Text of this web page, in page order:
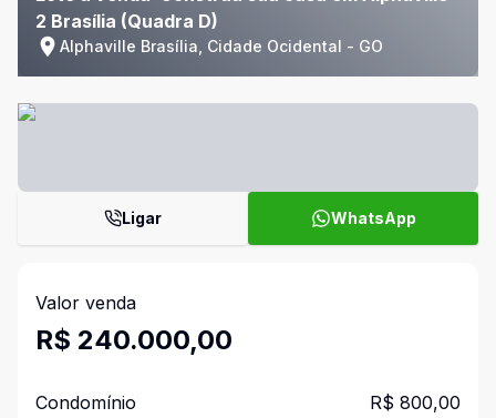
2 Brasília (Quadra D)
Alphaville Brasília, Cidade Ocidental - GO
Ligar WhatsApp
Valor venda
R$ 240.000,00
Condomínio R$ 800,00